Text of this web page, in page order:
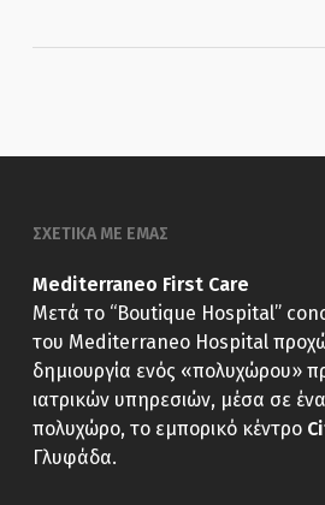
ΣΧΕΤΙΚΑ ΜΕ ΕΜΑΣ
Mediterraneo First Care
Μετά το “Boutique Hospital”
του Mediterraneo Hospital
δημιουργία ενός «πολυχώρου»
ιατρικών υπηρεσιών, μέσα σε
πολυχώρο, το εμπορικό κέντρο
Γλυφάδα.